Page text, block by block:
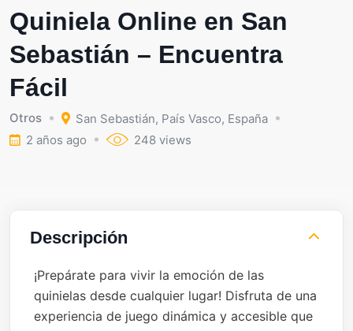
Quiniela Online en San
Sebastián – Encuentra
Fácil
Otros San Sebastián, País Vasco, España
2 años ago
248 views
Descripción
¡Prepárate para vivir la emoción de las
quinielas desde cualquier lugar! Disfruta de una
experiencia de juego dinámica y accesible que